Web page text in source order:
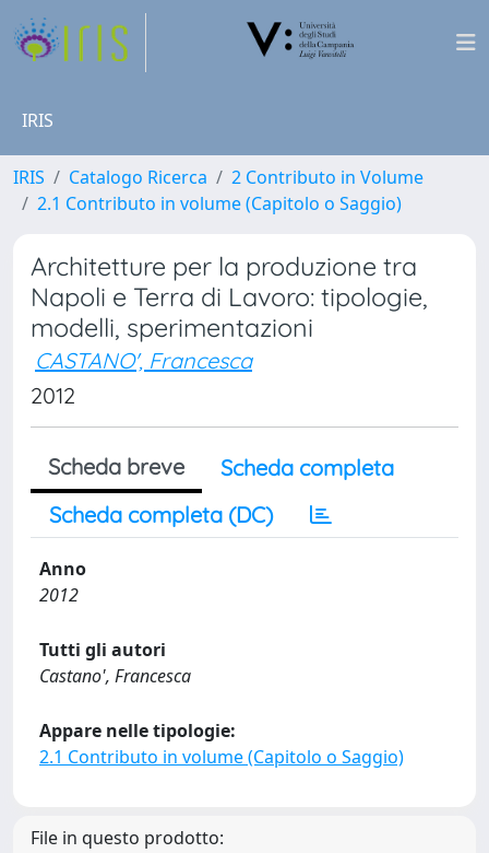
IRIS
IRIS Catalogo Ricerca
2 Contributo in Volume
2.1 Contributo in volume (Capitolo o Saggio)
Architetture per la produzione tra
Napoli e Terra di Lavoro: tipologie,
modelli, sperimentazioni
CASTANO', Francesca
2012
Scheda breve
Scheda completa
Scheda completa (DC)
Anno
2012
Tutti gli autori
Castano', Francesca
Appare nelle tipologie:
2.1 Contributo in volume (Capitolo o Saggio)
File in questo prodotto: